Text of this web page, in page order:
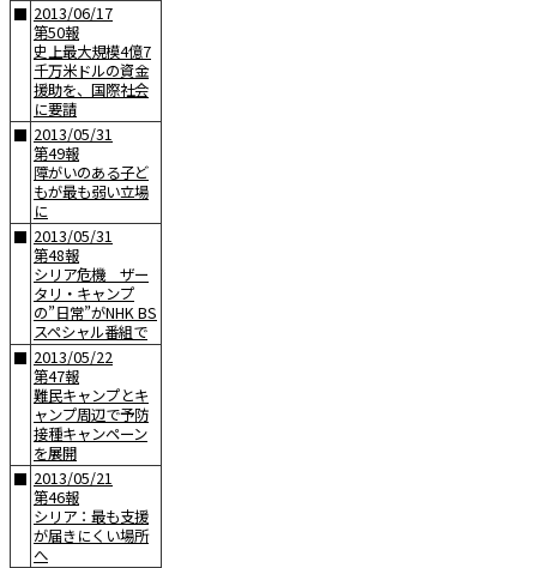
■ 2013/06/17
第50報
史上最大規模4億7
千万米ドルの資金
援助を、国際社会
に要請
■ 2013/05/31
第49報
障がいのある子ど
もが最も弱い立場
に
■ 2013/05/31
第48報
シリア危機 ザー
タリ・キャンプ
の”日常”がNHK BS
スペシャル番組で
■ 2013/05/22
第47報
難民キャンプとキ
ャンプ周辺で予防
接種キャンペーン
を展開
■ 2013/05/21
第46報
シリア：最も支援
が届きにくい場所
へ